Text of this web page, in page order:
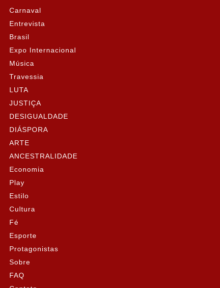
Carnaval
Entrevista
Brasil
Expo Internacional
Música
Travessia
LUTA
JUSTIÇA
DESIGUALDADE
DIÁSPORA
ARTE
ANCESTRALIDADE
Economia
Play
Estilo
Cultura
Fé
Esporte
Protagonistas
Sobre
FAQ